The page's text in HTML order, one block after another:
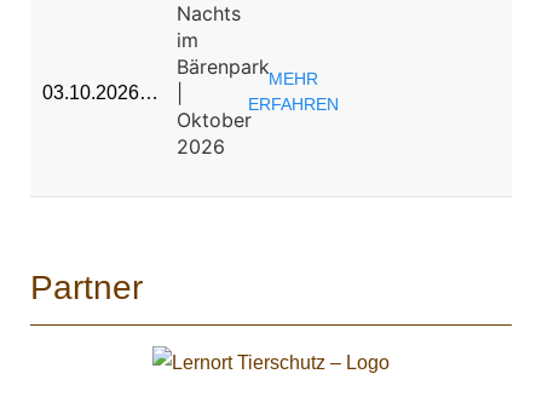
03.10.2026…
Nachts
im
Bärenpark
Oktober
2026
MEHR
ERFAHREN
Partner